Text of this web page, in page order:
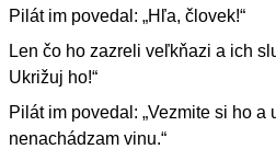
Pilát im povedal: „Hľa, človek!“
Len čo ho zazreli veľkňazi a ich
Ukrižuj ho!“
Pilát im povedal: „Vezmite si ho a
nenachádzam vinu.“